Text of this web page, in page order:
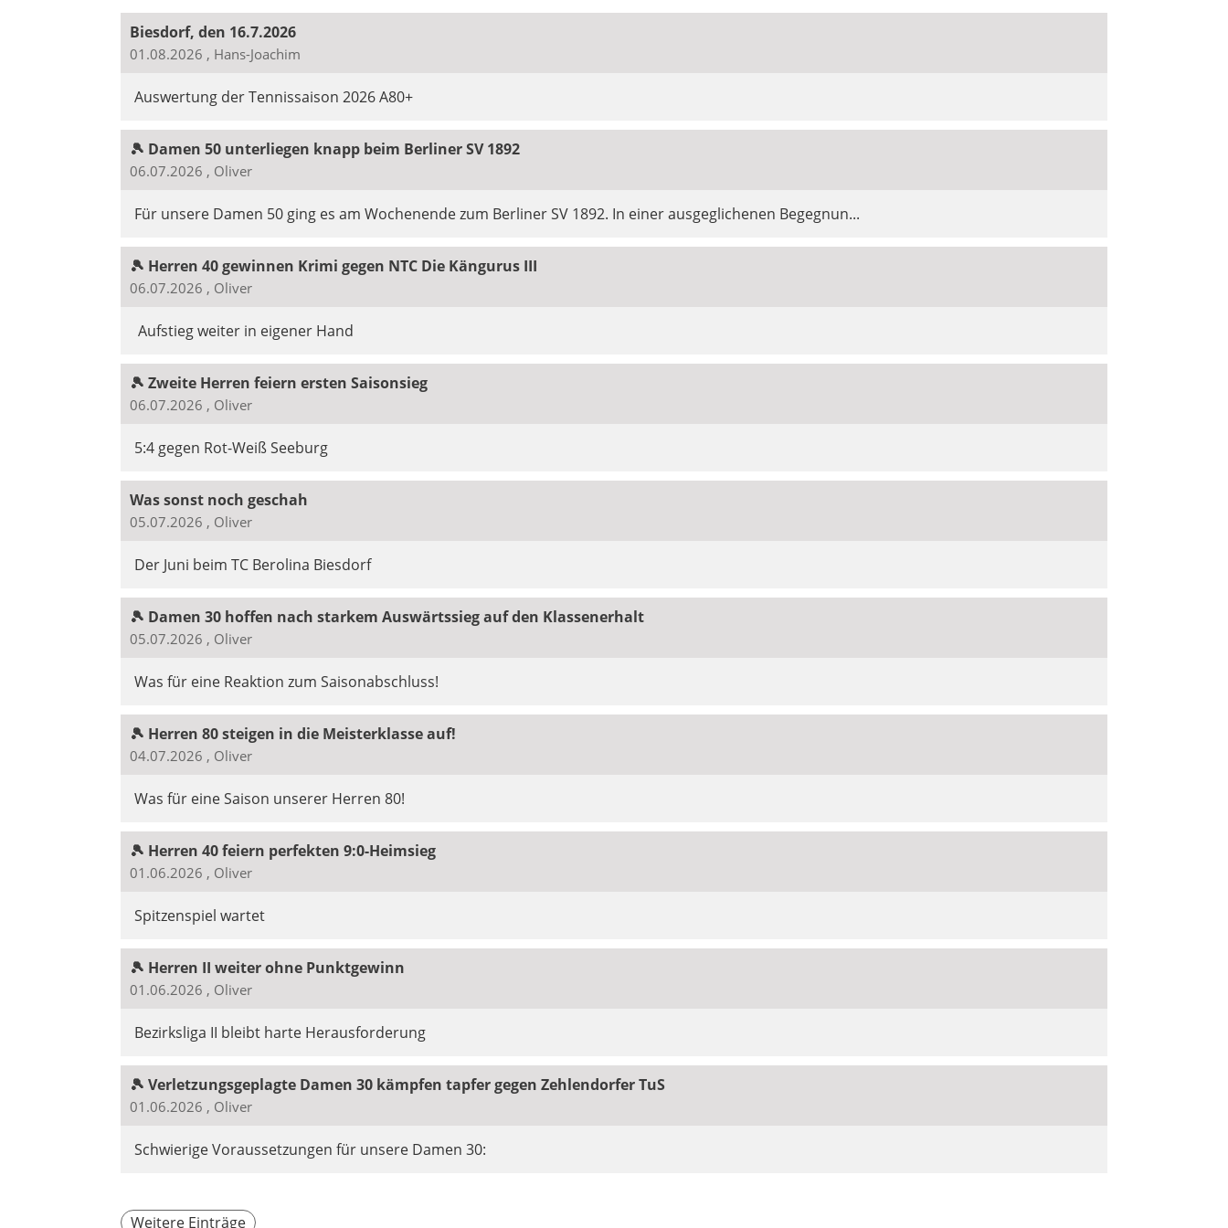
Biesdorf, den 16.7.2026
01.08.2026 , Hans-Joachim
Auswertung der Tennissaison 2026 A80+
🎾 Damen 50 unterliegen knapp beim Berliner SV 1892
06.07.2026 , Oliver
Für unsere Damen 50 ging es am Wochenende zum Berliner SV 1892. In einer ausgeglichenen Begegnun...
🎾 Herren 40 gewinnen Krimi gegen NTC Die Kängurus III
06.07.2026 , Oliver
Aufstieg weiter in eigener Hand
🎾 Zweite Herren feiern ersten Saisonsieg
06.07.2026 , Oliver
5:4 gegen Rot-Weiß Seeburg
Was sonst noch geschah
05.07.2026 , Oliver
Der Juni beim TC Berolina Biesdorf
🎾 Damen 30 hoffen nach starkem Auswärtssieg auf den Klassenerhalt
05.07.2026 , Oliver
Was für eine Reaktion zum Saisonabschluss!
🎾 Herren 80 steigen in die Meisterklasse auf!
04.07.2026 , Oliver
Was für eine Saison unserer Herren 80!
🎾 Herren 40 feiern perfekten 9:0-Heimsieg
01.06.2026 , Oliver
Spitzenspiel wartet
🎾 Herren II weiter ohne Punktgewinn
01.06.2026 , Oliver
Bezirksliga II bleibt harte Herausforderung
🎾 Verletzungsgeplagte Damen 30 kämpfen tapfer gegen Zehlendorfer TuS
01.06.2026 , Oliver
Schwierige Voraussetzungen für unsere Damen 30:
Weitere Einträge